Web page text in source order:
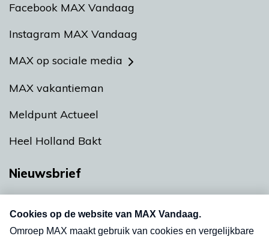
Facebook MAX Vandaag
Instagram MAX Vandaag
MAX op sociale media
MAX vakantieman
Meldpunt Actueel
Heel Holland Bakt
Nieuwsbrief
nieuwsbrief. Elke vrijdag- en dinsdagochtend in
uw mailbox.